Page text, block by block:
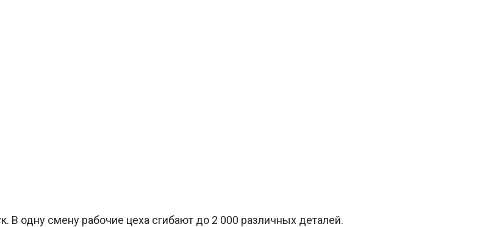
В одну смену рабочие цеха сгибают до 2 000 различных деталей.